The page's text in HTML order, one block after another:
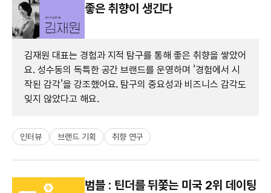
좋은 취향이 생긴다
김재원 대표는 경험과 지적 탐구를 통해 좋은 취향을 쌓았어
요. 성수동의 독특한 공간 브랜드를 운영하며 '경험에서 시
작된 감각'을 강조했어요. 탐구의 중요성과 비즈니스 감각도
잊지 않았다고 해요.
인터뷰 브랜드 기획 취향 연구
범블 : 틴더를 뒤쫓는 미국 2위 데이팅